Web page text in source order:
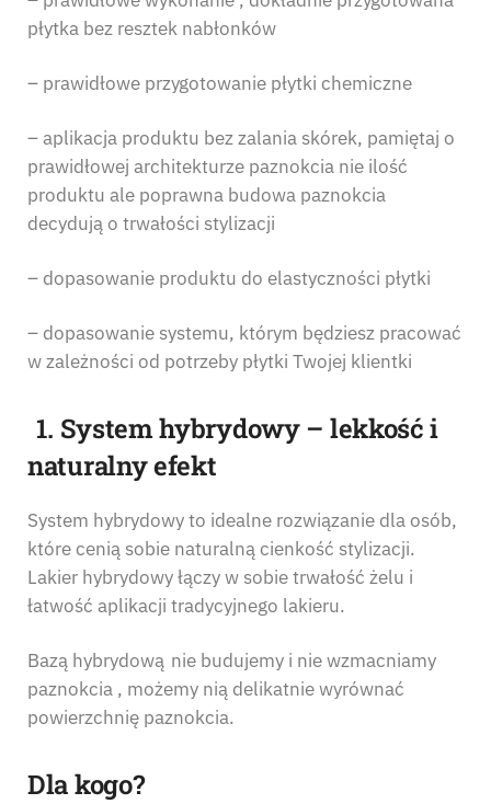
płytka bez resztek nabłonków
– prawidłowe przygotowanie płytki chemiczne
– aplikacja produktu bez zalania skórek, pamiętaj o
prawidłowej architekturze paznokcia nie ilość
produktu ale poprawna budowa paznokcia
decydują o trwałości stylizacji
– dopasowanie produktu do elastyczności płytki
– dopasowanie systemu, którym będziesz pracować
w zależności od potrzeby płytki Twojej klientki
1. System hybrydowy – lekkość i
naturalny efekt
System hybrydowy to idealne rozwiązanie dla osób,
które cenią sobie naturalną cienkość stylizacji.
Lakier hybrydowy łączy w sobie trwałość żelu i
łatwość aplikacji tradycyjnego lakieru.
Bazą hybrydową nie budujemy i nie wzmacniamy
paznokcia , możemy nią delikatnie wyrównać
powierzchnię paznokcia.
Dla kogo?